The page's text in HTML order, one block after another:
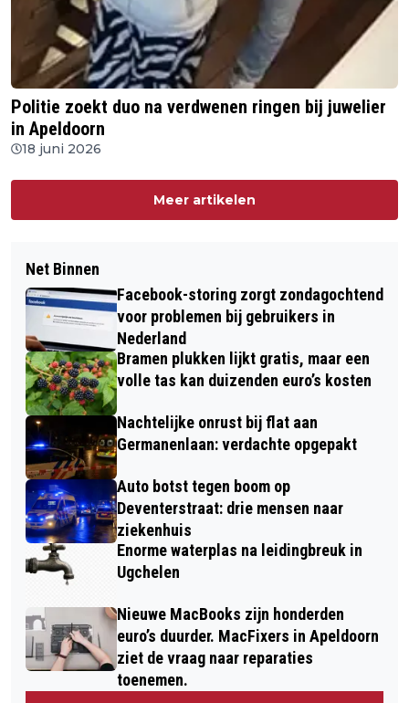
Politie zoekt duo na verdwenen ringen bij juwelier
in Apeldoorn
18 juni 2026
Meer artikelen
Net Binnen
Facebook-storing zorgt zondagochtend
voor problemen bij gebruikers in
Nederland
Bramen plukken lijkt gratis, maar een
volle tas kan duizenden euro’s kosten
Nachtelijke onrust bij flat aan
Germanenlaan: verdachte opgepakt
Auto botst tegen boom op
Deventerstraat: drie mensen naar
ziekenhuis
Enorme waterplas na leidingbreuk in
Ugchelen
Nieuwe MacBooks zijn honderden
euro’s duurder. MacFixers in Apeldoorn
ziet de vraag naar reparaties
toenemen.